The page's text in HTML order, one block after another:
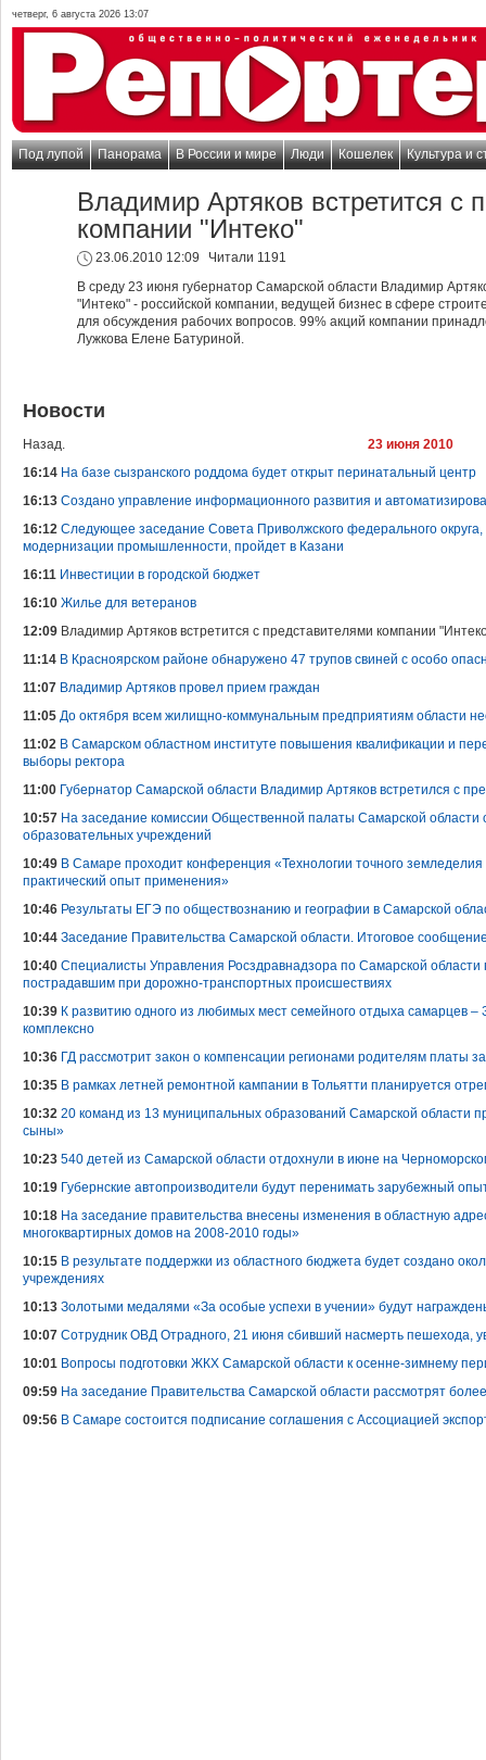
четверг, 6 августа 2026 13:07
Под лупой Панорама В России и мире Люди Кошелек Культура и
Владимир Артяков встретится с
компании "Интеко"
23.06.2010 12:09
Читали 1191
В среду 23 июня губернатор Самарской области Владимир
"Интеко" - российской компании, ведущей бизнес в сфере
для обсуждения рабочих вопросов. 99% акций компании
Лужкова Елене Батуриной.
Новости
Назад.
23 июня 2010
16:14 На базе сызранского роддома будет открыт перинатальный центр
16:13 Создано управление информационного развития и
16:12 Следующее заседание Совета Приволжского федерального
модернизации промышленности, пройдет в Казани
16:11 Инвестиции в городской бюджет
16:10 Жилье для ветеранов
12:09 Владимир Артяков встретится с представителями компании
11:14 В Красноярском районе обнаружено 47 трупов свиней с особо
11:07 Владимир Артяков провел прием граждан
11:05 До октября всем жилищно-коммунальным предприятиям области
11:02 В Самарском областном институте повышения квалификации и
выборы ректора
11:00 Губернатор Самарской области Владимир Артяков встретился с
10:57 На заседание комиссии Общественной палаты Самарской
образовательных учреждений
10:49 В Самаре проходит конференция «Технологии точного
практический опыт применения»
10:46 Результаты ЕГЭ по обществознанию и географии в Самарской
10:44 Заседание Правительства Самарской области. Итоговое
10:40 Cпециалисты Управления Росздравнадзора по Самарской
пострадавшим при дорожно-транспортных происшествиях
10:39 К развитию одного из любимых мест семейного отдыха самарцев
комплексно
10:36 ГД рассмотрит закон о компенсации регионами родителям платы
10:35 В рамках летней ремонтной кампании в Тольятти планируется
10:32 20 команд из 13 муниципальных образований Самарской области
сыны»
10:23 540 детей из Самарской области отдохнули в июне на
10:19 Губернские автопроизводители будут перенимать зарубежный
10:18 На заседание правительства внесены изменения в областную
многоквартирных домов на 2008-2010 годы»
10:15 В результате поддержки из областного бюджета будет создано
учреждениях
10:13 Золотыми медалями «За особые успехи в учении» будут
10:07 Сотрудник ОВД Отрадного, 21 июня сбивший насмерть пешехода,
10:01 Вопросы подготовки ЖКХ Самарской области к осенне-зимнему
09:59 На заседание Правительства Самарской области рассмотрят
09:56 В Самаре состоится подписание соглашения с Ассоциацией